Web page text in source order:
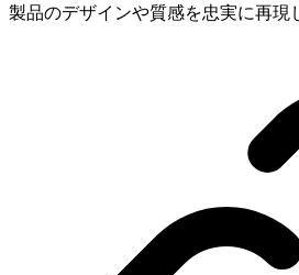
製品のデザインや質感を忠実に再現